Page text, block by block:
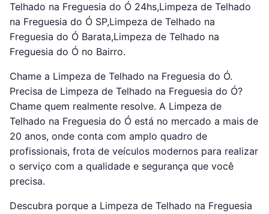
Telhado na Freguesia do Ó 24hs,Limpeza de Telhado
na Freguesia do Ó SP,Limpeza de Telhado na
Freguesia do Ó Barata,Limpeza de Telhado na
Freguesia do Ó no Bairro.
Chame a Limpeza de Telhado na Freguesia do Ó.
Precisa de Limpeza de Telhado na Freguesia do Ó?
Chame quem realmente resolve. A Limpeza de
Telhado na Freguesia do Ó está no mercado a mais de
20 anos, onde conta com amplo quadro de
profissionais, frota de veículos modernos para realizar
o serviço com a qualidade e segurança que você
precisa.
Descubra porque a Limpeza de Telhado na Freguesia